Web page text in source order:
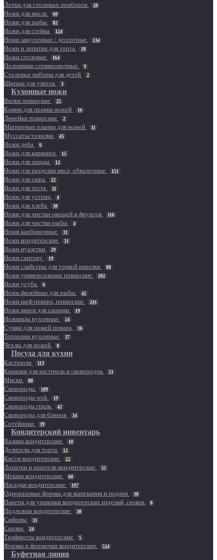
Лотки для столовых приборов 28
Ножи для масла 60
Ножи для рыбы 82
Ножи для стейка 124
Ножи закусочные / десертные 134
Ножи и лопатки для торта 18
Ножи столовые 164
Половники сервировочные 9
Столовые наборы для детей 2
Щипцы для улиток 3
Кухонные ножи
Вилки поварские 25
Камни для правки ножей 16
Линейки поварские 2
Магнитные планки для ножей 11
Муссаты/точилки 45
Ножи деба 6
Ножи для карвинга 15
Ножи для пиццы 12
Ножи для разделки мяса, обвалочные 151
Ножи для сыра 22
Ножи для теста 11
Ножи для устриц 4
Ножи для хлеба 38
Ножи для чистки овощей и фруктов 116
Ножи для чистки рыбы 4
Ножи карбовочные 31
Ножи кондитерские 31
Ножи нуазетки 29
Ножи сантоку 19
Ножи слайсеры для тонкой нарезки 88
Ножи универсальные поварские 102
Ножи усуба 6
Ножи филейные для рыбы 42
Ножи шеф повара, поварские 241
Ножи янаги для сашими 19
Ножницы кухонные 24
Сумки для ножей повара 16
Топорики кухонные 37
Чехлы для ножей 8
Посуда для кухни
Кастрюли 113
Крышки для кастрюль и сковородок 21
Миски 80
Сковороды 189
Сковороды wok 19
Сковороды гриль 42
Сковороды для блинов 34
Сотейники 39
Кондитерский инвентарь
Валики кондитерские 10
Делители для торта 12
Кисти кондитерские 22
Лопатки и шпатели кондитерские 55
Мешки кондитерские 60
Насадки кондитерские 197
Одноразовые формы для выпекания и подачи 38
Пакеты для упаковки кондитерских изделий, снэков 8
Подложки кондитерские 38
Сифоны 31
Скалки 24
Трафареты кондитерские 5
Формы и формочки кондитерские 524
Буфетная линия